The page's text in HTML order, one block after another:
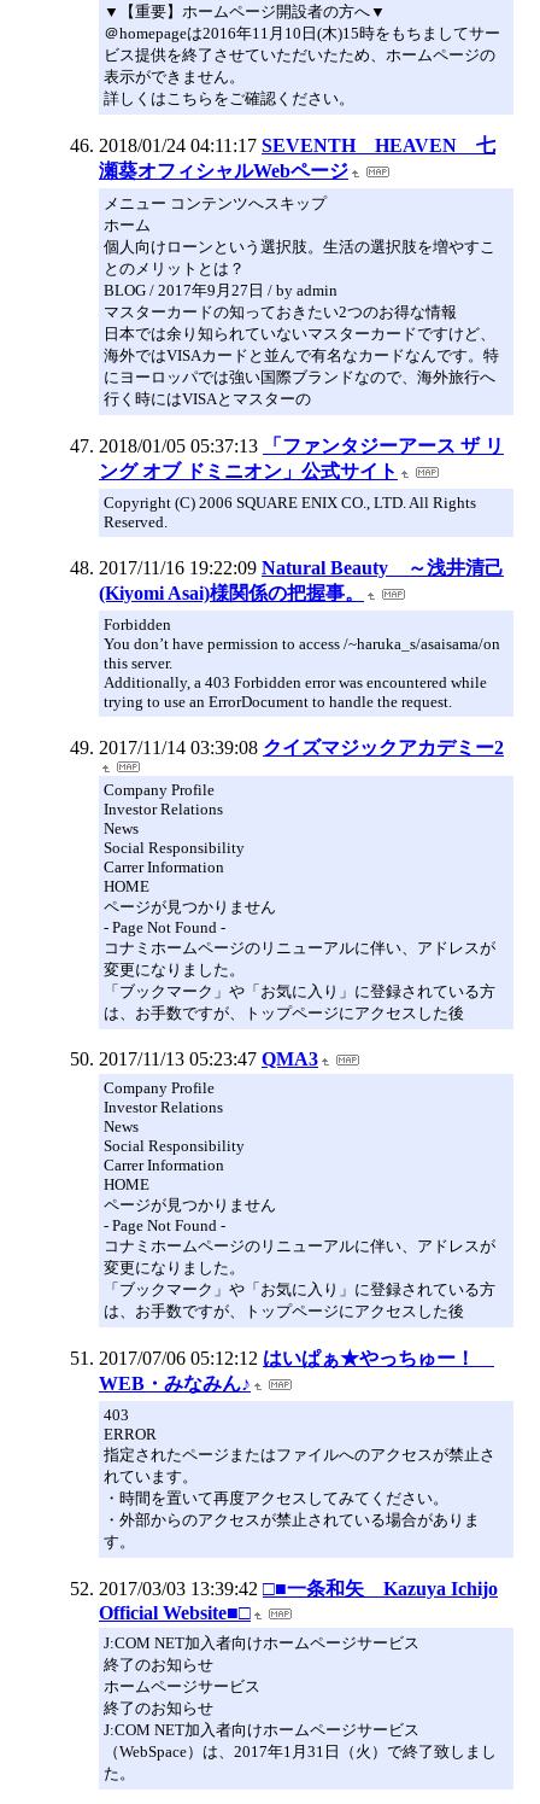
▼【重要】ホームページ開設者の方へ▼
＠homepageは2016年11月10日(木)15時をもちましてサー
ビス提供を終了させていただいたため、ホームページの
表示ができません。
詳しくはこちらをご確認ください。
2018/01/24 04:11:17 SEVENTH HEAVEN 七
瀬葵オフィシャルWebページ
メニュー コンテンツへスキップ
ホーム
個人向けローンという選択肢。生活の選択肢を増やすこ
とのメリットとは？
BLOG / 2017年9月27日 / by admin
マスターカードの知っておきたい2つのお得な情報
日本では余り知られていないマスターカードですけど、
海外ではVISAカードと並んで有名なカードなんです。特
にヨーロッパでは強い国際ブランドなので、海外旅行へ
行く時にはVISAとマスターの
2018/01/05 05:37:13
「ファンタジーアース ザ リ
ング オブ ドミニオン」公式サイト
Copyright (C) 2006 SQUARE ENIX CO., LTD. All Rights
Reserved.
2017/11/16 19:22:09 Natural Beauty ～浅井清己
(Kiyomi Asai)様関係の把握事。
Forbidden
You don’t have permission to access /~haruka_s/asaisama/on
this server.
Additionally, a 403 Forbidden error was encountered while
trying to use an ErrorDocument to handle the request.
2017/11/14 03:39:08 クイズマジックアカデミー2
Company Profile
Investor Relations
News
Social Responsibility
Carrer Information
HOME
ページが見つかりません
- Page Not Found -
コナミホームページのリニューアルに伴い、アドレスが
変更になりました。
「ブックマーク」や「お気に入り」に登録されている方
は、お手数ですが、トップページにアクセスした後
2017/11/13 05:23:47 QMA3
Company Profile
Investor Relations
News
Social Responsibility
Carrer Information
HOME
ページが見つかりません
- Page Not Found -
コナミホームページのリニューアルに伴い、アドレスが
変更になりました。
「ブックマーク」や「お気に入り」に登録されている方
は、お手数ですが、トップページにアクセスした後
2017/07/06 05:12:12 はいぱぁ★やっちゅー！
WEB・みなみん♪
403
ERROR
指定されたページまたはファイルへのアクセスが禁止さ
れています。
・時間を置いて再度アクセスしてみてください。
・外部からのアクセスが禁止されている場合がありま
す。
2017/03/03 13:39:42 □■一条和矢 Kazuya Ichijo
Official Website■□
J:COM NET加入者向けホームページサービス
終了のお知らせ
ホームページサービス
終了のお知らせ
J:COM NET加入者向けホームページサービス
（WebSpace）は、2017年1月31日（火）で終了致しまし
た。